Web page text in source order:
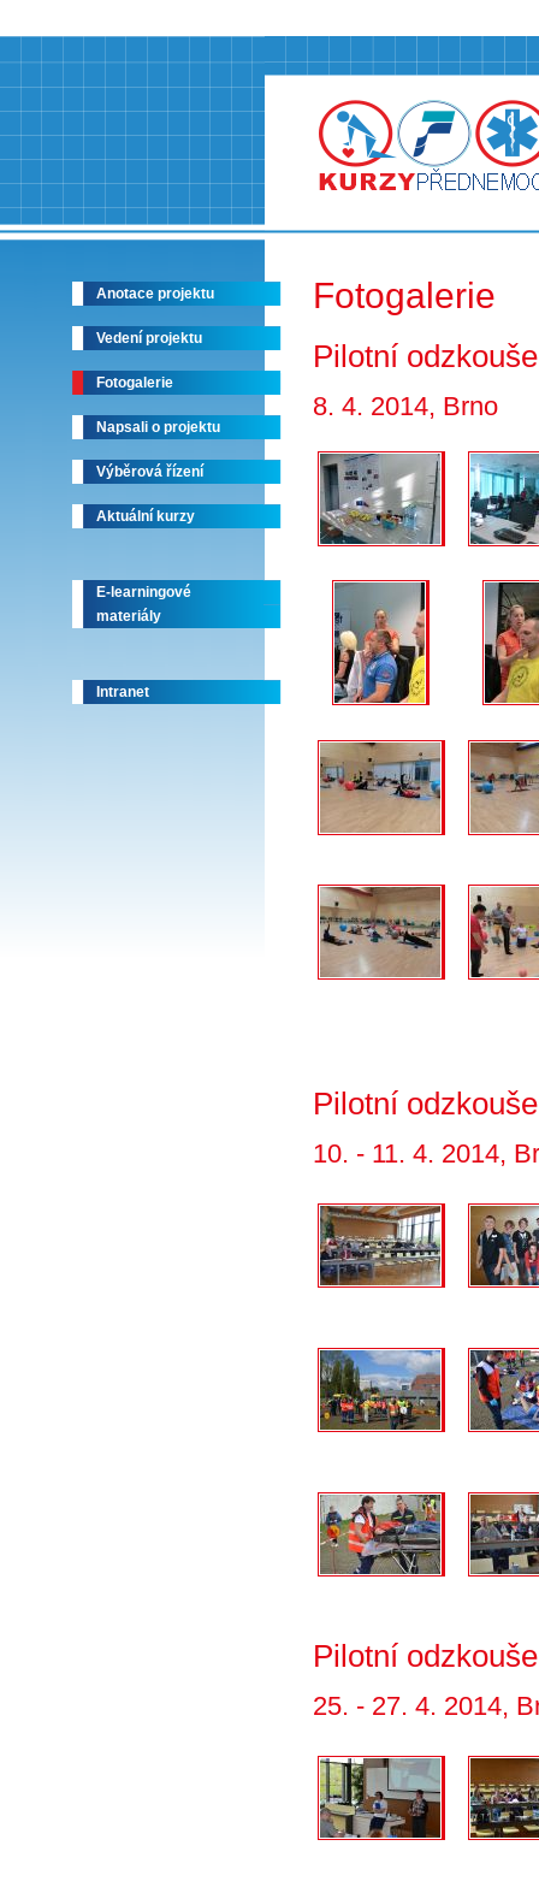
Anotace projektu
Vedení projektu
Fotogalerie
Napsali o projektu
Výběrová řízení
Aktuální kurzy
E-learningové
materiály
Intranet
Fotogalerie
Pilotní
8. 4. 2014, Brno
Pilotní
10. - 11. 4. 2014,
Pilotní
25. - 27. 4. 2014,